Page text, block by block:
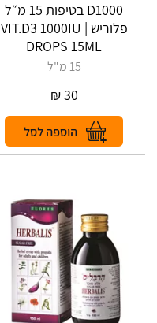
D1000 בטיפות 15 מ״ל
פלוריש | VIT‎.‎D‎3‎ ‎1000‎IU‎
‎DROPS‎ ‎15‎ML
15 מ"ל
30
₪